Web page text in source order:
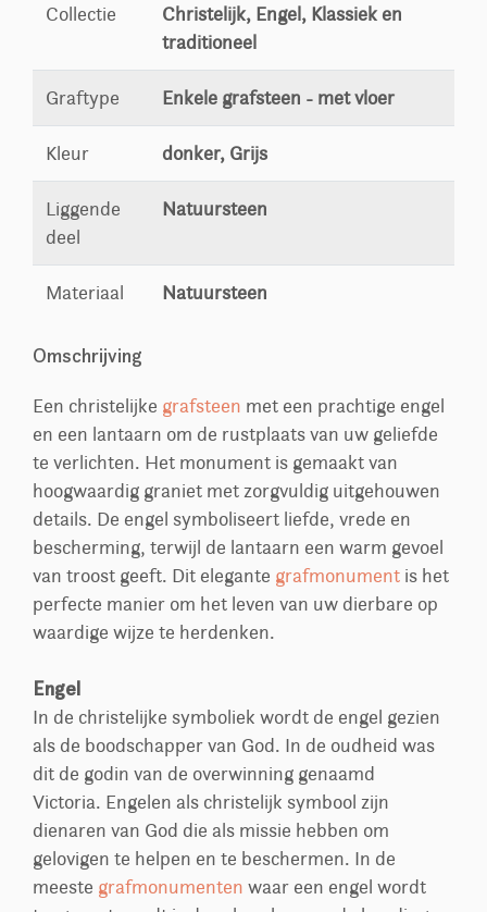
Collectie
Christelijk, Engel, Klassiek en
traditioneel
Graftype Enkele grafsteen - met vloer
Kleur donker, Grijs
Liggende
deel
Natuursteen
Materiaal Natuursteen
Omschrijving
Een christelijke grafsteen met een prachtige engel
en een lantaarn om de rustplaats van uw geliefde
te verlichten. Het monument is gemaakt van
hoogwaardig graniet met zorgvuldig uitgehouwen
details. De engel symboliseert liefde, vrede en
bescherming, terwijl de lantaarn een warm gevoel
van troost geeft. Dit elegante grafmonument is het
perfecte manier om het leven van uw dierbare op
waardige wijze te herdenken.
Engel
In de christelijke symboliek wordt de engel gezien
als de boodschapper van God. In de oudheid was
dit de godin van de overwinning genaamd
Victoria. Engelen als christelijk symbool zijn
dienaren van God die als missie hebben om
gelovigen te helpen en te beschermen. In de
meeste grafmonumenten waar een engel wordt